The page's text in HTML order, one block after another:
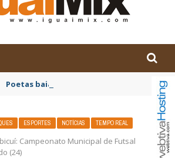
Poetas baianos representam o Brasil no
ESPORTES NOTÍCIAS TEMPO REAL
Campeonato Municipal de Futsal
(24)